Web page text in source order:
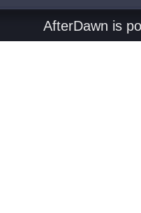
AfterDawn is